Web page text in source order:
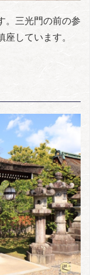
。三光門の前の参
しています。